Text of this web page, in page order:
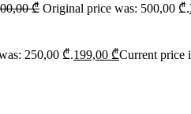
₾ Original price was: 500,00 ₾.
250,00 ₾.199,00 ₾Current price